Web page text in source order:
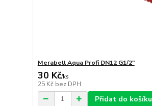
Merabell Aqua Profi DN12 G1/2"
30 Kč/ks
25 Kč bez DPH
Přidat do košíku